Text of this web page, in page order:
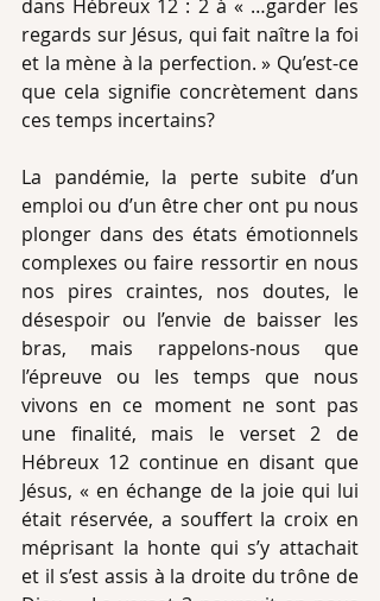
dans Hébreux 12 : 2 à « …garder les
regards sur Jésus, qui fait naître la foi
et la mène à la perfection. » Qu’est-ce
que cela signifie concrètement dans
ces temps incertains?
La pandémie, la perte subite d’un
emploi ou d’un être cher ont pu nous
plonger dans des états émotionnels
complexes ou faire ressortir en nous
nos pires craintes, nos doutes, le
désespoir ou l’envie de baisser les
bras, mais rappelons-nous que
l’épreuve ou les temps que nous
vivons en ce moment ne sont pas
une finalité, mais le verset 2 de
Hébreux 12 continue en disant que
Jésus, « en échange de la joie qui lui
était réservée, a souffert la croix en
méprisant la honte qui s’y attachait
et il s’est assis à la droite du trône de